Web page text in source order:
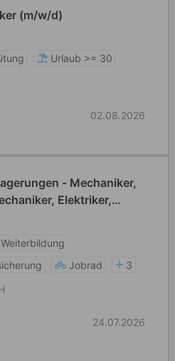
(m/w/d)
Urlaub >= 30
02.08.2026
- Mechaniker,
Elektriker,
Jobrad
3
24.07.2026